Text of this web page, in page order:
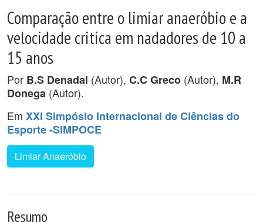
Comparação entre o limiar anaeróbio e a
velocidade critica em nadadores de 10 a
15 anos
Por B.S Denadal (Autor), C.C Greco (Autor), M.R
Donega (Autor).
Em XXI Simpósio Internacional de Ciências do
Esporte -SIMPOCE
Limiar Anaeróbio
Resumo